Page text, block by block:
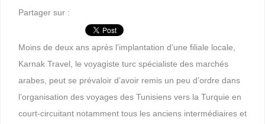
Partager sur :
Moins de deux ans après l’implantation d’une filiale locale,
Karnak Travel, le voyagiste turc spécialiste des marchés
arabes, peut se prévaloir d’avoir remis un peu d’ordre dans
l’organisation des voyages des Tunisiens vers la Turquie en
court-circuitant notamment tous les anciens intermédiaires et